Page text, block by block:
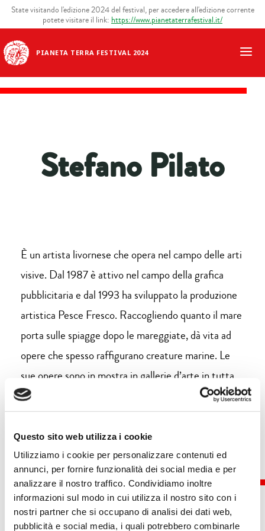
Questo sito web utilizza i cookie
Utilizziamo i cookie per personalizzare contenuti ed
annunci, per fornire funzionalità dei social media e per
analizzare il nostro traffico. Condividiamo inoltre
informazioni sul modo in cui utilizza il nostro sito con i
nostri partner che si occupano di analisi dei dati web,
pubblicità e social media, i quali potrebbero combinarle
PIANETA TERRA FESTIVAL 2024
State visitando l'edizione 2024 del festival, per accedere all'edizione corrente
potete visitare il link: https://www.pianetaterrafestival.it/
Stefano Pilato
È un artista livornese che opera nel campo delle arti
visive. Dal 1987 è attivo nel campo della grafica
pubblicitaria e dal 1993 ha sviluppato la produzione
artistica Pesce Fresco. Raccogliendo quanto il mare
porta sulle spiagge dopo le mareggiate, dà vita ad
opere che spesso raffigurano creature marine. Le
sue opere sono in mostra in gallerie d’arte in tutta
Italia.